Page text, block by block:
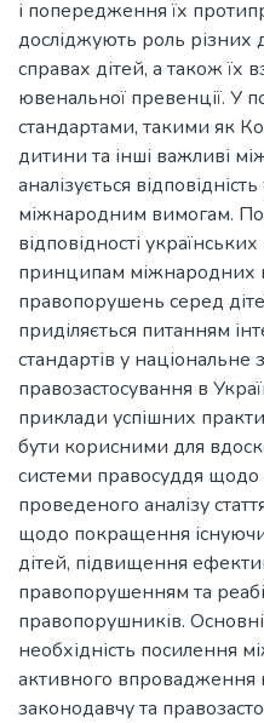
і попередження їх
досліджують роль різних
справах дітей, а також їх
ювенальної превенції. У
стандартами, такими як
дитини та інші важливі
аналізується
міжнародним вимогам.
відповідності
принципам міжнародних
правопорушень серед
приділяється питанням
стандартів у національне
правозастосування в
приклади успішних
бути корисними для
системи правосуддя щодо
проведеного аналізу
щодо покращення
дітей, підвищення
правопорушенням та
правопорушників.
необхідність посилення
активного
законодавчу та